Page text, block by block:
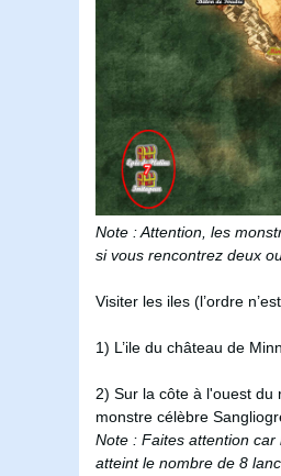
Note : Attention, les
si vous rencontrez deux
Visiter les iles (l’ordre
1) L’ile du château de
2) Sur la côte à l'ouest du
monstre célèbre
Note : Faites attention
atteint le nombre de 8